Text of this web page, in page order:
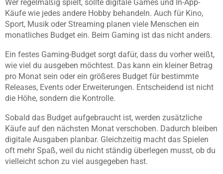
Wer regelmäßig spielt, sollte digitale Games und In-App-
Käufe wie jedes andere Hobby behandeln. Auch für Kino,
Sport, Musik oder Streaming planen viele Menschen ein
monatliches Budget ein. Beim Gaming ist das nicht anders.
Ein festes Gaming-Budget sorgt dafür, dass du vorher weißt,
wie viel du ausgeben möchtest. Das kann ein kleiner Betrag
pro Monat sein oder ein größeres Budget für bestimmte
Releases, Events oder Erweiterungen. Entscheidend ist nicht
die Höhe, sondern die Kontrolle.
Sobald das Budget aufgebraucht ist, werden zusätzliche
Käufe auf den nächsten Monat verschoben. Dadurch bleiben
digitale Ausgaben planbar. Gleichzeitig macht das Spielen
oft mehr Spaß, weil du nicht ständig überlegen musst, ob du
vielleicht schon zu viel ausgegeben hast.